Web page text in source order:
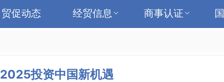
贸促动态 经贸信息 商事认证
2025投资中国新机遇